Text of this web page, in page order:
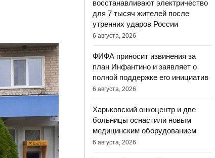
восстанавливают электричество
для 7 тысяч жителей после
утренних ударов России
6 августа, 2026
ФИФА приносит извинения за
план Инфантино и заявляет о
полной поддержке его инициатив
6 августа, 2026
Харьковский онкоцентр и две
больницы оснастили новым
медицинским оборудованием
6 августа, 2026